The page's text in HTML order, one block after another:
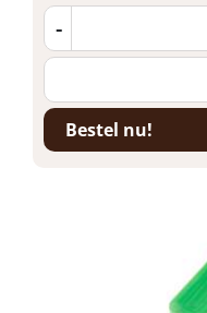
-
Bestel nu!